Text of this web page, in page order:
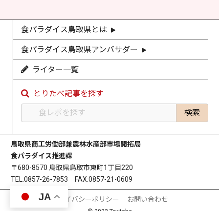
食パラダイス鳥取県とは
食パラダイス鳥取県アンバサダー
ライター一覧
とりたべ記事を探す
鳥取県商工労働部兼農林水産部市場開拓局
食パラダイス推進課
〒680-8570 鳥取県鳥取市東町1丁目220
TEL:0857-26-7853 FAX:0857-21-0609
プライバシーポリシー お問い合わせ
JA